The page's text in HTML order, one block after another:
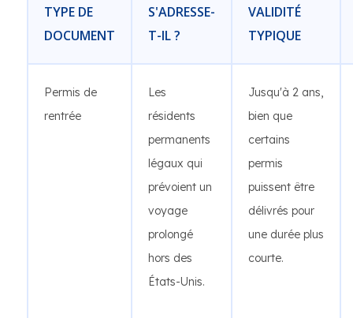
TYPE DE
DOCUMENT
S'ADRESSE-
T-IL ?
VALIDITÉ
TYPIQUE
Permis de
rentrée
Les
résidents
permanents
légaux qui
prévoient un
voyage
prolongé
hors des
États-Unis.
Jusqu'à 2 ans,
bien que
certains
permis
puissent être
délivrés pour
une durée plus
courte.